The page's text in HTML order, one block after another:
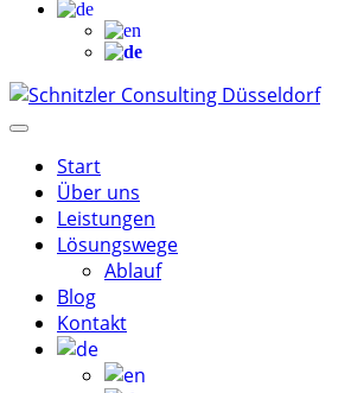
Start
Über uns
Leistungen
Lösungswege
Ablauf
Blog
Kontakt